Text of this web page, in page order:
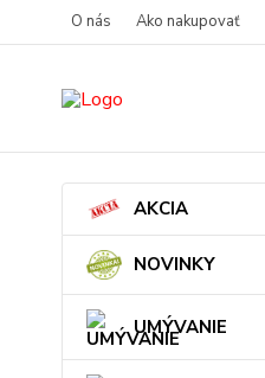
O nás Ako nakupovať
AKCIA
NOVINKY
UMÝVANIE